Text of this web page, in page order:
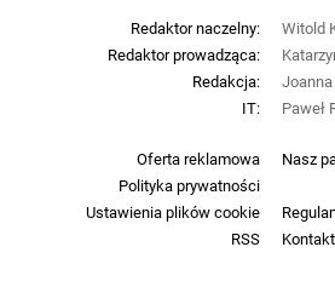
Oferta reklamowa
Nasz
Polityka prywatności
Ustawienia plików cookie
RSS
Kontakt
Redaktor naczelny:
Witold
Redaktor prowadząca:
Redakcja:
IT:
Paweł